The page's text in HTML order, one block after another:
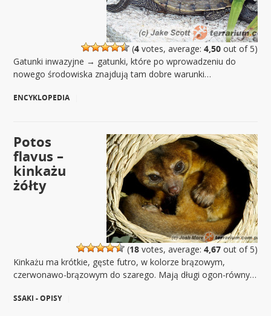
(4votes, average: 4,50out of 5)
Gatunki inwazyjne → gatunki, które po wprowadzeniu do
nowego środowiska znajdują tam dobre warunki…
ENCYKLOPEDIA
(18votes, average: 4,67out of 5)
Potos
flavus –
kinkażu
żółty
Kinkażu ma krótkie, gęste futro, w kolorze brązowym,
czerwonawo-brązowym do szarego. Mają długi ogon-równy…
SSAKI - OPISY